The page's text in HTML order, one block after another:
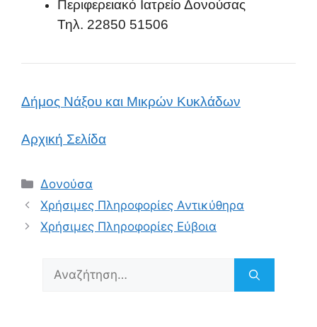
Περιφερειακό Ιατρείο Δονούσας
Τηλ. 22850 51506
Δήμος Νάξου και Μικρών Κυκλάδων
Αρχική Σελίδα
Κατηγορίες
Δονούσα
Χρήσιμες Πληροφορίες Αντικύθηρα
Χρήσιμες Πληροφορίες Εύβοια
Αναζήτηση